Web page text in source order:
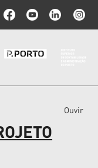
Ouvir